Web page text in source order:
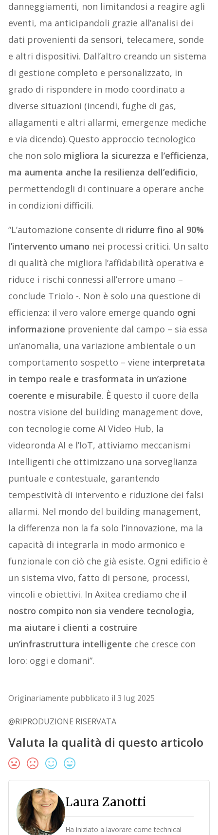
danneggiamenti, non limitandosi a reagire agli
eventi, ma anticipandoli grazie all’analisi dei
dati provenienti da sensori, telecamere, sonde
e altri dispositivi. Dall’altro creando un sistema
di gestione completo e personalizzato, in
grado di rispondere in modo coordinato a
diverse situazioni (incendi, fughe di gas,
allagamenti e altri allarmi, emergenze mediche
e via dicendo). Questo approccio tecnologico
che non solo migliora la sicurezza e l’efficienza,
ma aumenta anche la resilienza dell’edificio,
permettendogli di continuare a operare anche
in condizioni difficili.
“L’automazione consente di ridurre fino al 90%
l’intervento umano nei processi critici. Un salto
di qualità che migliora l’affidabilità operativa e
riduce i rischi connessi all’errore umano –
conclude Triolo -. Non è solo una questione di
efficienza: il vero valore emerge quando ogni
informazione proveniente dal campo – sia essa
un’anomalia, una variazione ambientale o un
comportamento sospetto – viene interpretata
in tempo reale e trasformata in un’azione
coerente e misurabile. È questo il cuore della
nostra visione del building management dove,
con tecnologie come AI Video Hub, la
videoronda AI e l’IoT, attiviamo meccanismi
intelligenti che ottimizzano una sorveglianza
puntuale e contestuale, garantendo
tempestività di intervento e riduzione dei falsi
allarmi. Nel mondo del building management,
la differenza non la fa solo l’innovazione, ma la
capacità di integrarla in modo armonico e
funzionale con ciò che già esiste. Ogni edificio è
un sistema vivo, fatto di persone, processi,
vincoli e obiettivi. In Axitea crediamo che il
nostro compito non sia vendere tecnologia,
ma aiutare i clienti a costruire
un’infrastruttura intelligente che cresce con
loro: oggi e domani”.
Originariamente pubblicato il 3 lug 2025
@RIPRODUZIONE RISERVATA
Valuta la qualità di questo articolo
Laura Zanotti
Ha iniziato a lavorare come technical